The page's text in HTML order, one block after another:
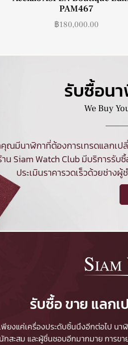
PAM467
฿180,000.00
รับซื้อน
We Buy
ณมีนาฬิกาที่ต้องการเทรดแลกเป
น Siam Watch Club มีบริการรับ
ประเมินราคารวดเร็วด้วยช่า
รับซื้อ ขาย แลก
ยงแค่เครื่องประดับชิ้นนึงอีกต่อไป
สะสม และผู้ชื่นชอบอีกมากมายการข